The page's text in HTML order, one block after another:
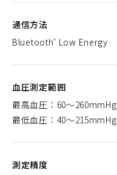
通信方法
Bluetooth® Low Energy
血圧測定範囲
最高血圧：60～260mmHg
最低血圧：40～215mmHg
測定精度